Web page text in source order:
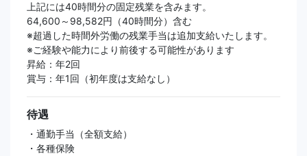
上記には40時間分の固定残業を含みます。
64,600～98,582円（40時間分）含む
※超過した時間外労働の残業手当は追加支給いたします。
※ご経験や能力により前後する可能性があります
昇給：年2回
賞与：年1回（初年度は支給なし）
待遇
・通勤手当（全額支給）
・各種保険